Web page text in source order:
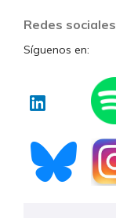
Redes sociales
Síguenos en: